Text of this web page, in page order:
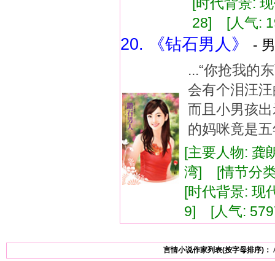
28] [人气:
20. 《钻石男人》
-
...“你抢我的
会有个泪汪
而且小男孩
的妈咪竟是
[主要人物: 龚
湾] [情节分
[时代背景:
9] [人气:
言情小说作家列表(按字母排序)：